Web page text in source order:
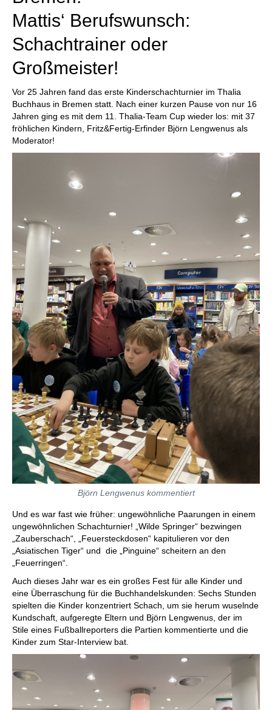
Mattis‘ Berufswunsch:
Schachtrainer oder
Großmeister!
Vor 25 Jahren fand das erste Kinderschachturnier im Thalia
Buchhaus in Bremen statt. Nach einer kurzen Pause von nur 16
Jahren ging es mit dem 11. Thalia-Team Cup wieder los: mit 37
fröhlichen Kindern, Fritz&Fertig-Erfinder Björn Lengwenus als
Moderator!
Björn Lengwenus kommentiert
Und es war fast wie früher: ungewöhnliche Paarungen in einem
ungewöhnlichen Schachturnier! „Wilde Springer“ bezwingen
„Zauberschach“, „Feuersteckdosen“ kapitulieren vor den
„Asiatischen Tiger“ und die „Pinguine“ scheitern an den
„Feuerringen“.
Auch dieses Jahr war es ein großes Fest für alle Kinder und
eine Überraschung für die Buchhandelskunden: Sechs Stunden
spielten die Kinder konzentriert Schach, um sie herum wuselnde
Kundschaft, aufgeregte Eltern und Björn Lengwenus, der im
Stile eines Fußballreporters die Partien kommentierte und die
Kinder zum Star-Interview bat.